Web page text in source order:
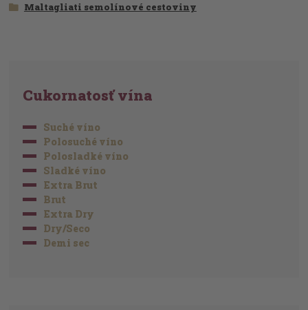
Maltagliati semolínové cestoviny
Cukornatosť vína
Suché víno
Polosuché víno
Polosladké víno
Sladké víno
Extra Brut
Brut
Extra Dry
Dry/Seco
Demi sec